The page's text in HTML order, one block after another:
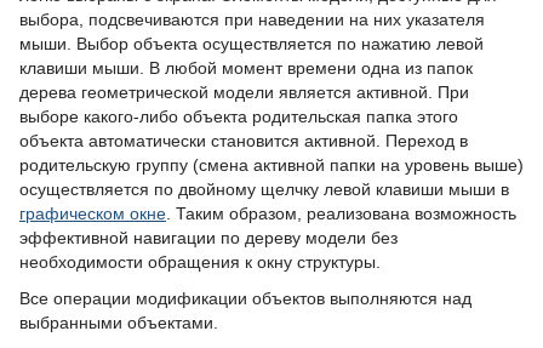
выбора, подсвечиваются при наведении на них указателя
мыши. Выбор объекта осуществляется по нажатию левой
клавиши мыши. В любой момент времени одна из папок
дерева геометрической модели является активной. При
выборе какого-либо объекта родительская папка этого
объекта автоматически становится активной. Переход в
родительскую группу (смена активной папки на уровень выше)
осуществляется по двойному щелчку левой клавиши мыши в
графическом окне . Таким образом, реализована возможность
эффективной навигации по дереву модели без
необходимости обращения к окну структуры.
Все операции модификации объектов выполняются над
выбранными объектами.